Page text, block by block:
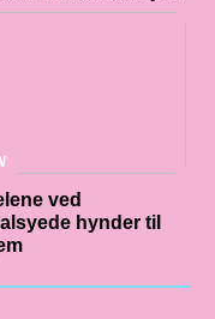
ved
hynder til